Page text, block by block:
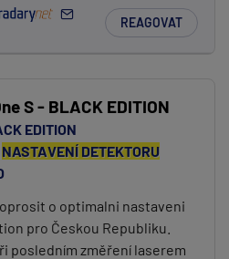
REAGOVAT
S - BLACK EDITION
EDITION
NASTAVENÍ DETEKTORU
o optimalni nastaveni
pro Českou Republiku.
posledním změření laserem